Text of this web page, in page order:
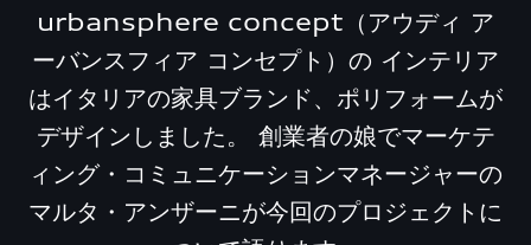
urbansphere concept（アウディ ア
ーバンスフィア コンセプト）の インテリア
はイタリアの家具ブランド、ポリフォームが
デザインしました。 創業者の娘でマーケテ
ィング・コミュニケーションマネージャーの
マルタ・アンザーニが今回のプロジェクトに